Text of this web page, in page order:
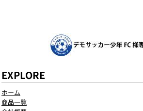
EXPLORE
ホーム
商品一覧